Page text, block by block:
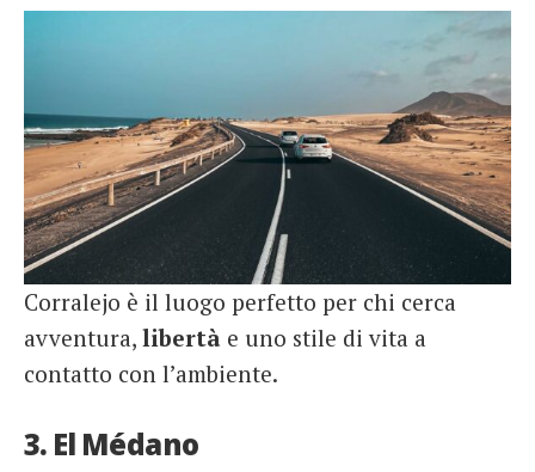
Corralejo è il luogo perfetto per chi cerca
avventura, libertà e uno stile di vita a
contatto con l’ambiente.
3. El Médano